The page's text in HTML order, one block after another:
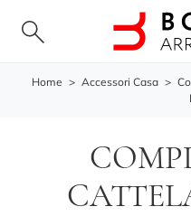
Home > Accessori Casa >